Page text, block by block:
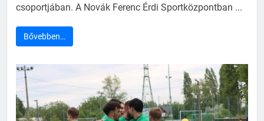
csoportjában. A Novák Ferenc Érdi Sportközpontban ...
Bővebben…